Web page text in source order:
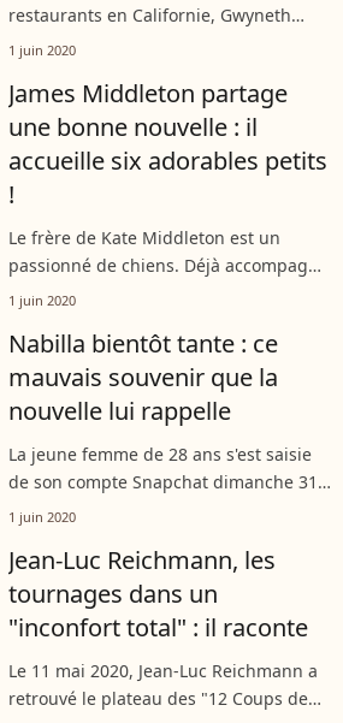
restaurants en Californie, Gwyneth
Paltrow et Brad Falchuk ont trouvé la
couple commande à emporter et
partage son...
1 juin 2020
James Middleton partage
une bonne nouvelle : il
accueille six adorables petits
!
Le frère de Kate Middleton est un
passionné de chiens. Déjà accompagné
au quotidien par six canidés, James
chiots. L'entrepreneur joue désormais...
1 juin 2020
Nabilla bientôt tante : ce
mauvais souvenir que la
nouvelle lui rappelle
La jeune femme de 28 ans s'est saisie
de son compte Snapchat dimanche 31
mai 2020 afin de réagir à l'annonce de
l'épouse de son frère Tarek. Malgré...
1 juin 2020
Jean-Luc Reichmann, les
tournages dans un
"inconfort total" : il raconte
Le 11 mai 2020, Jean-Luc Reichmann a
retrouvé le plateau des "12 Coups de